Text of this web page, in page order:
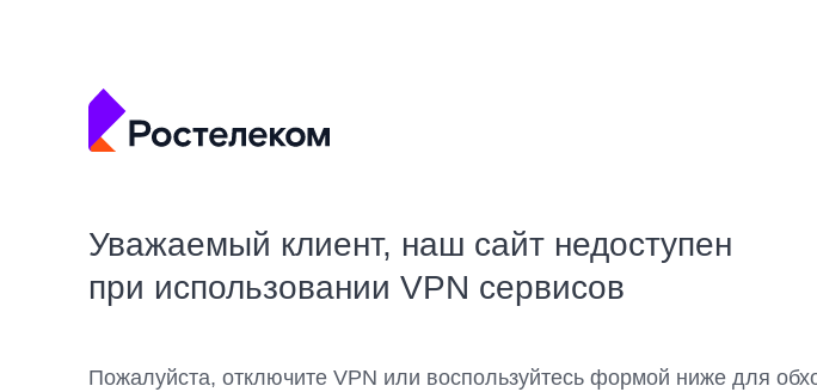
Уважаемый клиент, наш сайт недоступен
при использовании VPN сервисов
Пожалуйста, отключите VPN или воспользуйтесь формой ниже для